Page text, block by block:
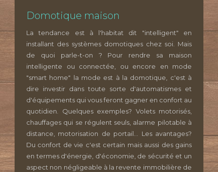
Domotique maison
La tendance est à l'habitat dit "intelligent" en
installant des systèmes domotiques chez soi. Mais
de quoi parle-t-on ? Pour rendre sa maison
intelligente ou connectée, ou encore en mode
"smart home" la mode est à la domotique, c'est à
dire investir dans toute sorte d'automatismes et
d'équipements qui vous feront gagner en confort au
quotidien. Quelques exemples? Volets motorisés,
chauffages qui se régulent seuls, alarme pilotable à
distance, motorisation de portail... Les avantages?
Du confort de vie c'est certain mais aussi des gains
en termes d'énergie, d'économie, de sécurité et un
aspect non négligeable à la revente immobilière de